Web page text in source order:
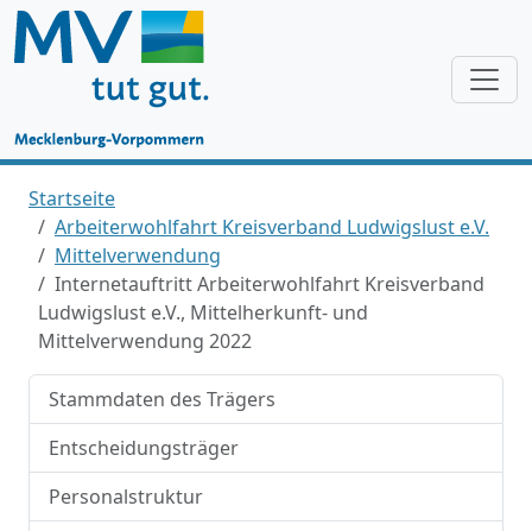
Startseite
Arbeiterwohlfahrt Kreisverband Ludwigslust e.V.
Mittelverwendung
Internetauftritt Arbeiterwohlfahrt Kreisverband
Ludwigslust e.V., Mittelherkunft- und
Mittelverwendung 2022
Stammdaten des Trägers
Entscheidungsträger
Personalstruktur